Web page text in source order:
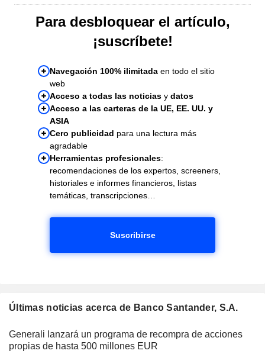
Para desbloquear el artículo,
¡suscríbete!
Navegación 100% ilimitada en todo el sitio
web
Acceso a todas las noticias y datos
Acceso a las carteras de la UE, EE. UU. y
ASIA
Cero publicidad para una lectura más
agradable
Herramientas profesionales:
recomendaciones de los expertos, screeners,
historiales e informes financieros, listas
temáticas, transcripciones…
Suscribirse
Últimas noticias acerca de Banco Santander, S.A.
Generali lanzará un programa de recompra de acciones
propias de hasta 500 millones EUR